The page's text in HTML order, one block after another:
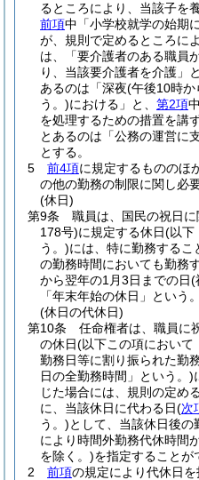
るところにより、当該子を
前項中「小学校就学の始期
が、規則で定めるところに
は、「要介護者のある職員
り、当該要介護者を介護」と
あるのは「深夜(午後10時か
う。)における」と、 第2項
を処理するための措置を講
とあるのは「公務の運営に
とする。
5
前4項に規定するもののほ
の他の勤務の制限に関し必
(休日)
第9条
職員は、国民の祝日
178号)に規定する休日(以下
う。)には、特に勤務するこ
の勤務時間においても勤務
から翌年の1月3日までの日(
「年末年始の休日」という
(休日の代休日)
第10条
任命権者は、職員に
の休日(以下この項において
勤務日等に割り振られた勤
日の全勤務時間」という。)
じた場合には、規則の定め
に、当該休日に代わる日(次
う。)として、当該休日後の
により時間外勤務代休時間
を除く。)を指定することが
2
前項の規定により代休日